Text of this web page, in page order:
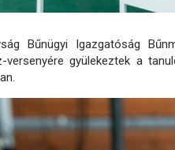
Bűnügyi Igazgatóság
versenyére gyülekeztek a